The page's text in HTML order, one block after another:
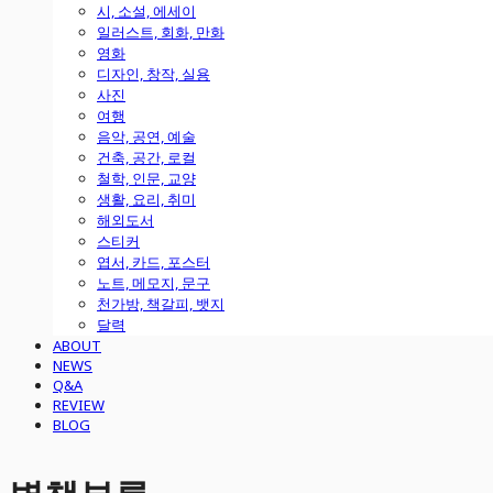
시, 소설, 에세이
일러스트, 회화, 만화
영화
디자인, 창작, 실용
사진
여행
음악, 공연, 예술
건축, 공간, 로컬
철학, 인문, 교양
생활, 요리, 취미
해외도서
스티커
엽서, 카드, 포스터
노트, 메모지, 문구
천가방, 책갈피, 뱃지
달력
ABOUT
NEWS
Q&A
REVIEW
BLOG